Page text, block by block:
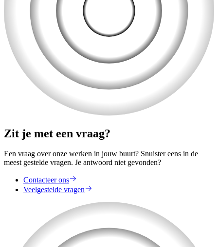
Zit je met een vraag?
Een vraag over onze werken in jouw buurt? Snuister eens in de
meest gestelde vragen. Je antwoord niet gevonden?
Contacteer ons
Veelgestelde vragen